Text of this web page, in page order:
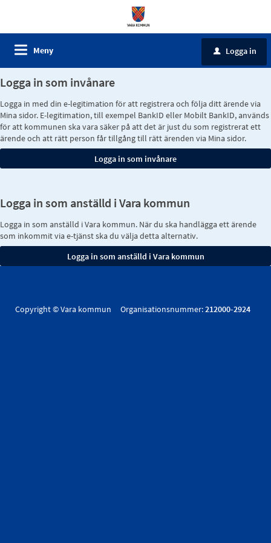
Meny u Logga in
Logga in som invånare
Logga in med din e-legitimation för att registrera och följa ditt ärende via
Mina sidor. E-legitimation, till exempel BankID eller Mobilt BankID, används
för att kommunen ska vara säker på att det är just du som registrerat ett
ärende och att rätt person får tillgång till rätt ärenden via Mina sidor.
Logga in som anställd i Vara kommun
Logga in som anställd i Vara kommun. När du ska handlägga ett ärende
som inkommit via e-tjänst ska du välja detta alternativ.
Copyright © Vara kommun Organisationsnummer:212000-2924